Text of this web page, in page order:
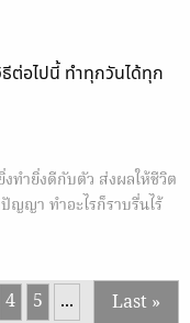
ต่อไปนี้ ทำทุกวันได้ทุก
ทำยิ่งดีกับตัว ส่งผลให้ชีวิต
ญา ทำอะไรก็ราบรื่นไร้
4 5 ... Last »